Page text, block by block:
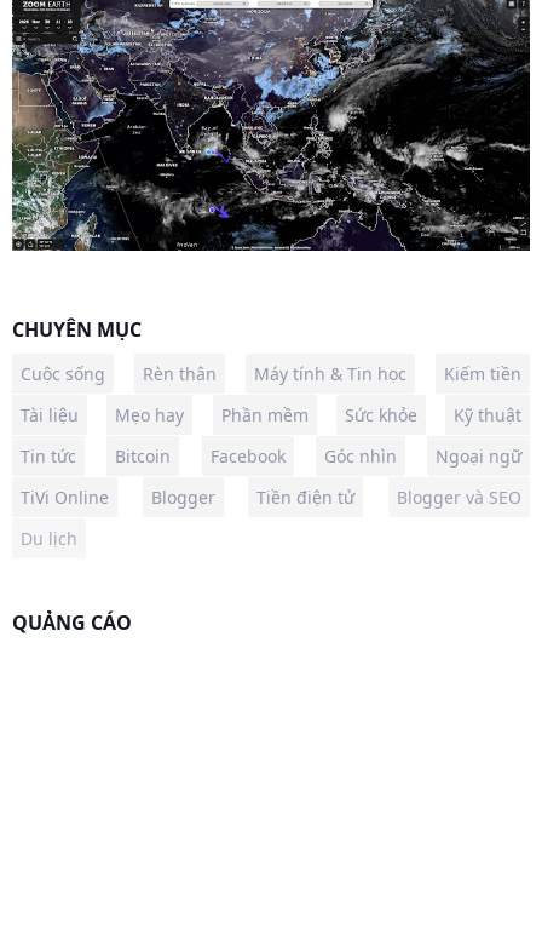
CHUYÊN MỤC
Cuộc sống Rèn thân Máy tính & Tin học
Kiếm tiền
Tài liệu
Mẹo hay Phần mềm Sức khỏe
Kỹ thuật
Tin tức
Bitcoin Facebook Góc nhìn
Ngoại ngữ
TiVi Online
Blogger Tiền điện tử
Blogger và SEO
Du lịch
QUẢNG CÁO